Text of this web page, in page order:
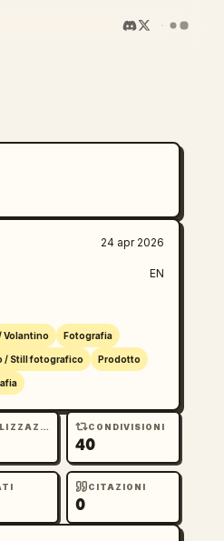
24 apr 2026
EN
Volantino Fotografia
/ Still fotografico Prodotto
VISUALIZZAZIONI CONDIVISIONI
40
CITAZIONI
0